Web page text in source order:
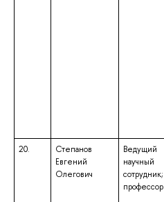
20.
Степанов
Евгений
Олегович
Ведущий
научный
сотрудник;
профессор